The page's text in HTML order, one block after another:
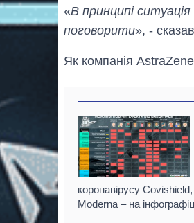
«В принципі
поговорити», -
Як компанія
коронавірусу
Moderna – на